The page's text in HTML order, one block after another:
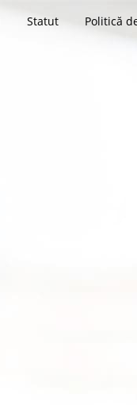
Statut Politică